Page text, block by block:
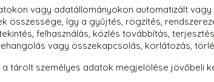
vagy adatállományokon automatizált
összessége, így a gyűjtés, rögzítés,
felhasználás, közlés továbbítás,
vagy összekapcsolás, korlátozás,
a tárolt személyes adatok megjelölése jövőbeli